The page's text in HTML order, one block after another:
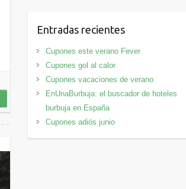
Entradas recientes
Cupones este verano Fever
Cupones gol al calor
Cupones vacaciones de verano
EnUnaBurbuja: el buscador de hoteles
burbuja en España
Cupones adiós junio